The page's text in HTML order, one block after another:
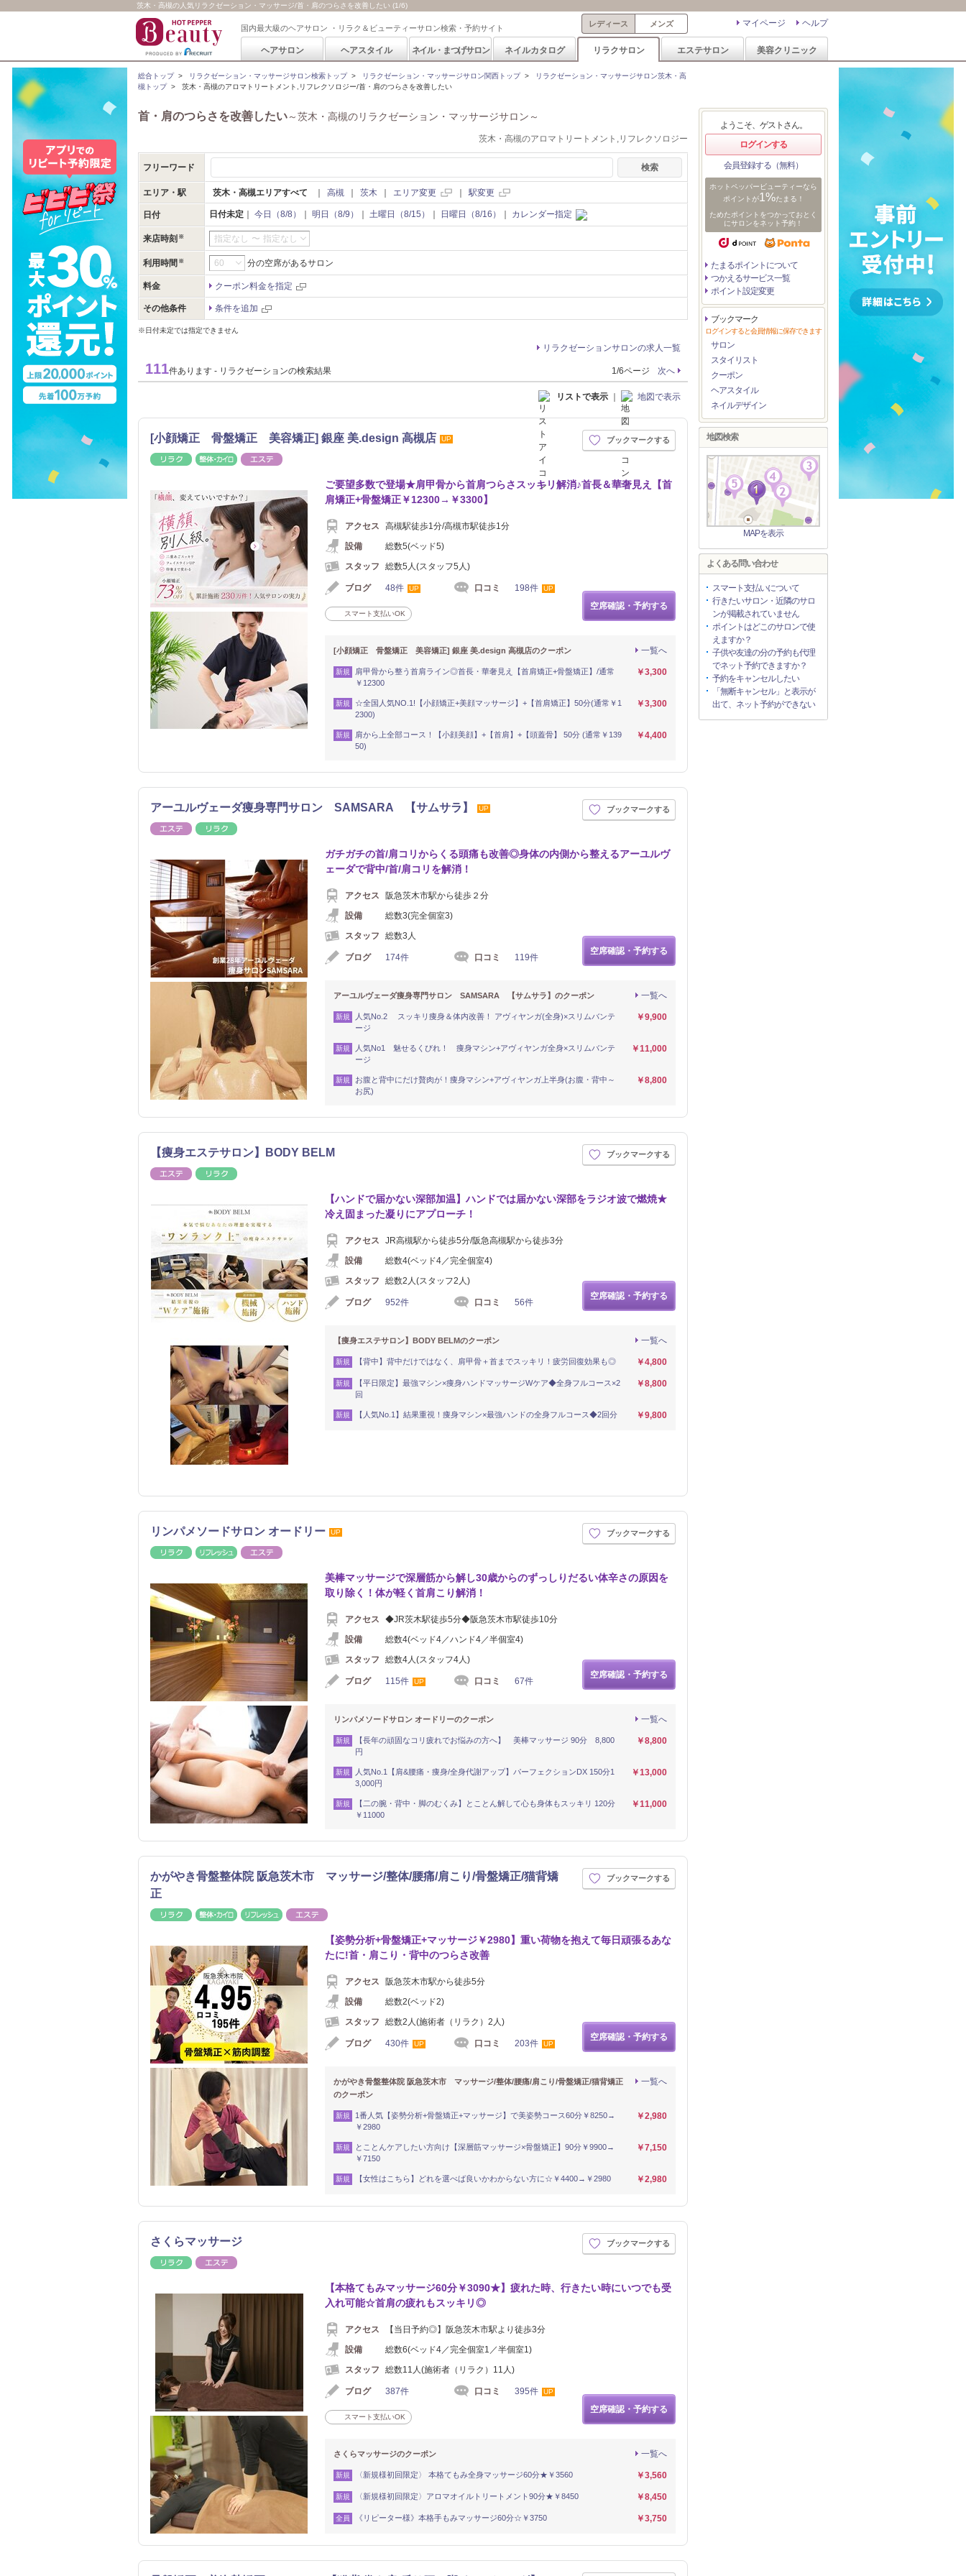
茨木・高槻の人気リラクゼーション・マッサージ/首・肩のつらさを改善したい (1/6)
国内最大級のヘアサロン ・リラク＆ビューティーサロン検索・予約サイト ヘルプ
マイページ
レディース メンズ
ヘアサロン ヘアスタイル ネイル・まつげサロン ネイルカタログ リラクサロン エステサロン 美容クリニック
総合トップ> リラクゼーション・マッサージサロン検索トップ> リラクゼーション・マッサージサロン関西トップ>
リラクゼーション・マッサージサロン茨木・高
槻トップ> 茨木・高槻のアロマトリートメント,リフレクソロジー/首・肩のつらさを改善したい
首・肩のつらさを改善したい～茨木・高槻のリラクゼーション・マッサージサロン～
茨木・高槻のアロマトリートメント,リフレクソロジー
フリーワード
エリア・駅 茨木・高槻エリアすべて 高槻 茨木 エリア変更 駅変更
日付 日付未定 今日（8/8） 明日（8/9） 土曜日（8/15） 日曜日（8/16） カレンダー指定
来店時刻 指定なし 〜 指定なし
利用時間 分の空席があるサロン
料金 クーポン料金を指定
その他条件 条件を追加
※日付未定では指定できません
リラクゼーションサロンの求人一覧
111件あります - リラクゼーションの検索結果 1/6ページ 次へ
リストで表示 ｜ 地図で表示
[小顔矯正 骨盤矯正 美容矯正] 銀座 美.design 高槻店 UP
リラク 整体・カイロ
ブックマークする
ご要望多数で登場★肩甲骨から首肩つらさスッキリ解消♪首長＆華奢見え【首
肩矯正+骨盤矯正￥12300→￥3300】
アクセス
高槻駅徒歩1分/高槻市駅徒歩1分
設備
総数5(ベッド5)
スタッフ
総数5人(スタッフ5人)
ブログ 48件 UP 口コミ 198件 UP
スマート支払いOK
空席確認・予約する
一覧へ
[小顔矯正 骨盤矯正 美容矯正] 銀座 美.design 高槻店のクーポン
新規
肩甲骨から整う首肩ライン◎首長・華奢見え【首肩矯正+骨盤矯正】/通常
￥12300
￥3,300
新規
☆全国人気NO.1!【小顔矯正+美顔マッサージ】+【首肩矯正】50分(通常￥1
2300)
￥3,300
新規
肩から上全部コース！【小顔美顔】+【首肩】+【頭蓋骨】 50分 (通常￥139
50)
￥4,400
アーユルヴェーダ痩身専門サロン SAMSARA 【サムサラ】 UP
エステ
ブックマークする
ガチガチの首/肩コリからくる頭痛も改善◎身体の内側から整えるアーユルヴ
ェーダで背中/首/肩コリを解消！
アクセス
阪急茨木市駅から徒歩２分
設備
総数3(完全個室3)
スタッフ
総数3人
ブログ 174件 口コミ 119件
空席確認・予約する
一覧へ
アーユルヴェーダ痩身専門サロン SAMSARA 【サムサラ】のクーポン
新規
人気No.2 スッキリ痩身＆体内改善！ アヴィヤンガ(全身)×スリムバンテ
ージ
￥9,900
新規
人気No1 魅せるくびれ！ 痩身マシン+アヴィヤンガ全身×スリムバンテ
ージ
￥11,000
新規
お腹と背中にだけ贅肉が！痩身マシン+アヴィヤンガ上半身(お腹・背中～
お尻)
￥8,800
【痩身エステサロン】BODY BELM
エステ
ブックマークする
【ハンドで届かない深部加温】ハンドでは届かない深部をラジオ波で燃焼★
冷え固まった凝りにアプローチ！
アクセス
JR高槻駅から徒歩5分/阪急高槻駅から徒歩3分
設備
総数4(ベッド4／完全個室4)
スタッフ
総数2人(スタッフ2人)
ブログ 952件 口コミ 56件
空席確認・予約する
一覧へ
【痩身エステサロン】BODY BELMのクーポン
新規 【背中】背中だけではなく、肩甲骨＋首までスッキリ！疲労回復効果も◎ ￥4,800
新規
【平日限定】最強マシン×痩身ハンドマッサージWケア◆全身フルコース×2
回
￥8,800
新規 【人気No.1】結果重視！痩身マシン×最強ハンドの全身フルコース◆2回分 ￥9,800
リンパメソードサロン オードリー UP
リラク リフレッシュ
ブックマークする
美棒マッサージで深層筋から解し30歳からのずっしりだるい体辛さの原因を
取り除く！体が軽く首肩こり解消！
アクセス
◆JR茨木駅徒歩5分◆阪急茨木市駅徒歩10分
設備
総数4(ベッド4／ハンド4／半個室4)
スタッフ
総数4人(スタッフ4人)
ブログ 115件 UP 口コミ 67件
空席確認・予約する
一覧へ
リンパメソードサロン オードリーのクーポン
新規
【長年の頑固なコリ疲れでお悩みの方へ】 美棒マッサージ 90分 8,800
円
￥8,800
新規
人気No.1【肩&腰痛・痩身/全身代謝アップ】パーフェクションDX 150分1
3,000円
￥13,000
新規
【二の腕・背中・脚のむくみ】とことん解して心も身体もスッキリ 120分
￥11000
￥11,000
かがやき骨盤整体院 阪急茨木市 マッサージ/整体/腰痛/肩こり/骨盤矯正/猫背矯
正
リラク 整体・カイロリフレッシュ
ブックマークする
【姿勢分析+骨盤矯正+マッサージ￥2980】重い荷物を抱えて毎日頑張るあな
たに!首・肩こり・背中のつらさ改善
アクセス
阪急茨木市駅から徒歩5分
設備
総数2(ベッド2)
スタッフ
総数2人(施術者（リラク）2人)
ブログ 430件 UP 口コミ 203件 UP
空席確認・予約する
一覧へ
かがやき骨盤整体院 阪急茨木市 マッサージ/整体/腰痛/肩こり/骨盤矯正/猫背矯正
のクーポン
新規
1番人気【姿勢分析+骨盤矯正+マッサージ】で美姿勢コース60分￥8250→
￥2980
￥2,980
新規
とことんケアしたい方向け【深層筋マッサージ×骨盤矯正】90分￥9900→
￥7150
￥7,150
新規 【女性はこちら】どれを選べば良いかわからない方に☆￥4400→￥2980 ￥2,980
さくらマッサージ
リラク
ブックマークする
【本格てもみマッサージ60分￥3090★】疲れた時、行きたい時にいつでも受
入れ可能☆首肩の疲れもスッキリ◎
アクセス
【当日予約◎】阪急茨木市駅より徒歩3分
設備
総数6(ベッド4／完全個室1／半個室1)
スタッフ
総数11人(施術者（リラク）11人)
ブログ 387件 口コミ 395件 UP
スマート支払いOK
空席確認・予約する
一覧へ
さくらマッサージのクーポン
新規 〈新規様初回限定〉 本格てもみ全身マッサージ60分★￥3560 ￥3,560
新規 〈新規様初回限定〉アロマオイルトリートメント90分★￥8450 ￥8,450
全員 《リピーター様》本格手もみマッサージ60分☆￥3750 ￥3,750
ようこそ、ゲストさん。
ログインする
会員登録する（無料）
ホットペッパービューティーなら
ポイントが1%たまる！
ためたポイントをつかっておとく
にサロンをネット予約！
たまるポイントについて
つかえるサービス一覧
ポイント設定変更
ブックマーク
ログインすると会員情報に保存できます
サロン
スタイリスト
クーポン
ヘアスタイル
ネイルデザイン
地図検索
MAPを表示
よくある問い合わせ
スマート支払いについて
行きたいサロン・近隣のサロ
ンが掲載されていません
ポイントはどこのサロンで使
えますか？
子供や友達の分の予約も代理
でネット予約できますか？
予約をキャンセルしたい
「無断キャンセル」と表示が
出て、ネット予約ができない